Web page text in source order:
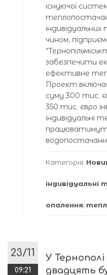
існуючої
чином,
забезпечити
ефективне
Проект
суму 300 тис.
350 тис. євро
індивідуальні
Категорія:
індивідуальні
опалення
23/11
09:21
У
двадцять